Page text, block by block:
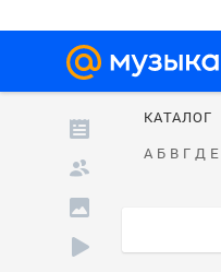
КАТАЛОГ
А Б В Г Д Е